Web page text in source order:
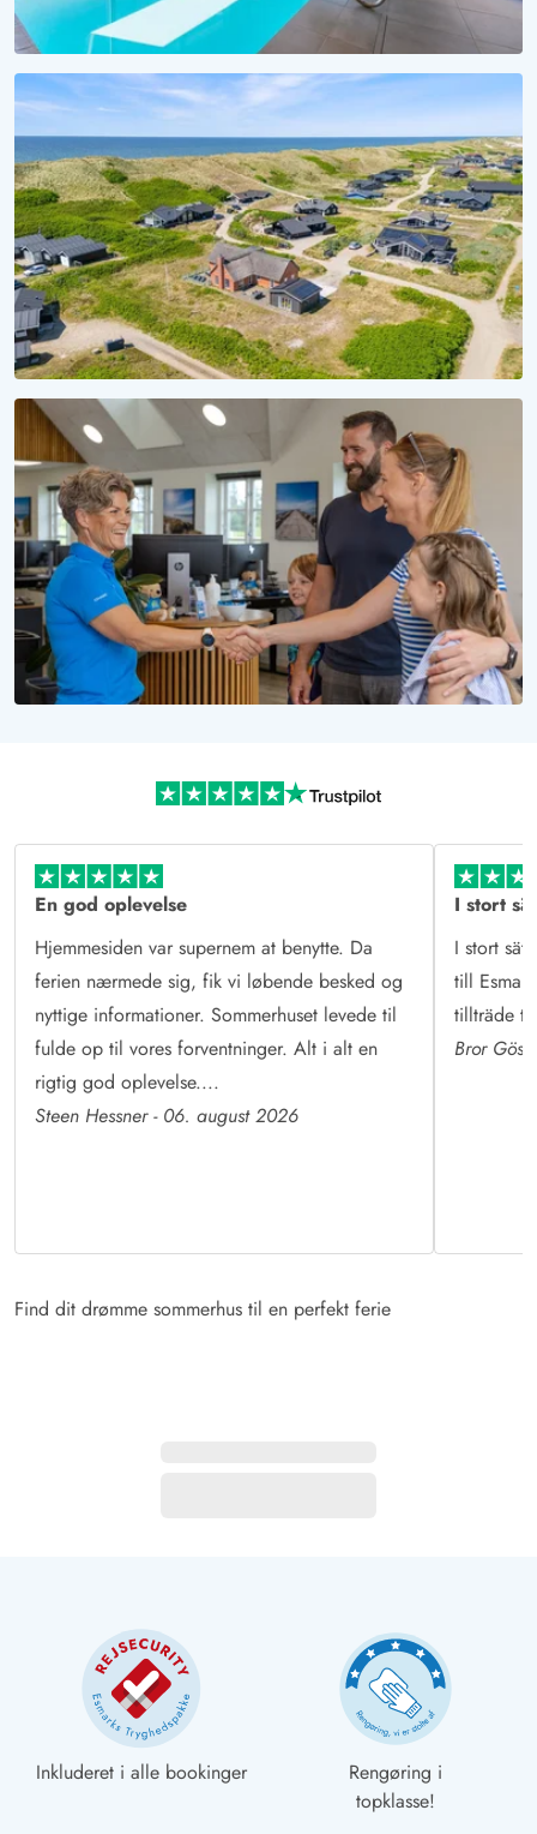
VANDSJOV FOR ALLE
Badeferie ved Vesterhavet
Alle sommerhuse med pool her!
SÆSON 2028
Reservér dit sommerhus til 2028
Uforpligtende at reservere, uforglemmelig at opleve
Læs mere om Esmark og vores historie
En god oplevelse
Hjemmesiden var supernem at benytte. Da
ferien nærmede sig, fik vi løbende besked og
nyttige informationer. Sommerhuset levede til
fulde op til vores forventninger. Alt i alt en
rigtig god oplevelse....
Steen Hessner - 06. august 2026
I stort
I stort
till
tillträde
Bror
Find dit drømme sommerhus til en perfekt ferie
Inkluderet i alle bookinger
Rengøring i
topklasse!